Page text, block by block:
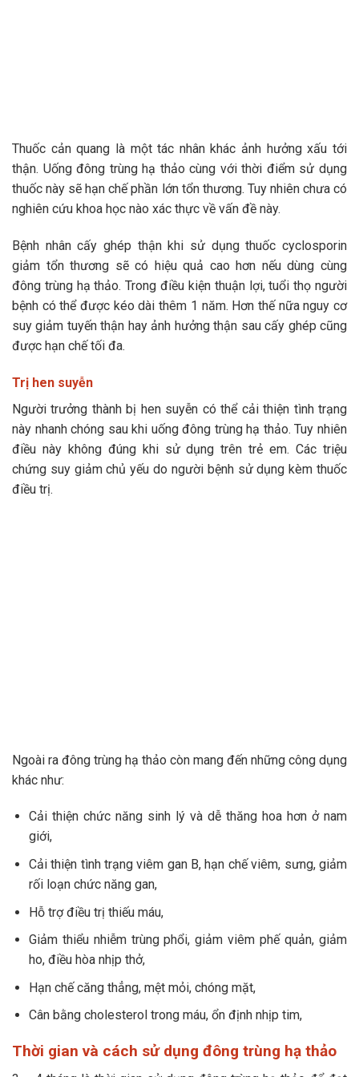
Thuốc cản quang là một tác nhân khác ảnh hưởng xấu tới
thận. Uống đông trùng hạ thảo cùng với thời điểm sử dụng
thuốc này sẽ hạn chế phần lớn tổn thương. Tuy nhiên chưa có
nghiên cứu khoa học nào xác thực về vấn đề này.
Bệnh nhân cấy ghép thận khi sử dụng thuốc cyclosporin
giảm tổn thương sẽ có hiệu quả cao hơn nếu dùng cùng
đông trùng hạ thảo. Trong điều kiện thuận lợi, tuổi thọ người
bệnh có thể được kéo dài thêm 1 năm. Hơn thế nữa nguy cơ
suy giảm tuyến thận hay ảnh hưởng thận sau cấy ghép cũng
được hạn chế tối đa.
Trị hen suyễn
Người trưởng thành bị hen suyễn có thể cải thiện tình trạng
này nhanh chóng sau khi uống đông trùng hạ thảo. Tuy nhiên
điều này không đúng khi sử dụng trên trẻ em. Các triệu
chứng suy giảm chủ yếu do người bệnh sử dụng kèm thuốc
điều trị.
Ngoài ra đông trùng hạ thảo còn mang đến những công dụng
khác như:
Cải thiện chức năng sinh lý và dễ thăng hoa hơn ở nam
giới,
Cải thiện tình trạng viêm gan B, hạn chế viêm, sưng, giảm
rối loạn chức năng gan,
Hỗ trợ điều trị thiếu máu,
Giảm thiểu nhiễm trùng phổi, giảm viêm phế quản, giảm
ho, điều hòa nhịp thở,
Hạn chế căng thẳng, mệt mỏi, chóng mặt,
Cân bằng cholesterol trong máu, ổn định nhịp tim,
Thời gian và cách sử dụng đông trùng hạ thảo